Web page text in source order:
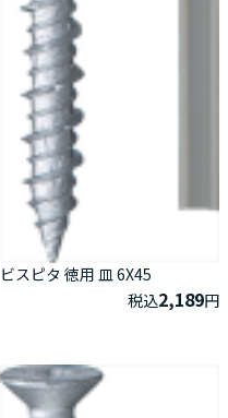
ビスピタ 徳用 皿 6X45
税込2,189円